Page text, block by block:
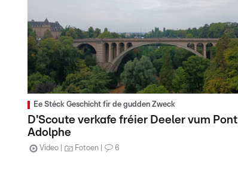
Ee Stéck Geschicht fir de gudden Zweck
D'Scoute verkafe fréier Deeler vum Pont
Adolphe
Video Fotoen 6